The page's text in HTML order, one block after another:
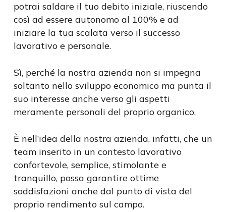
potrai saldare il tuo debito iniziale, riuscendo
così ad essere autonomo al 100% e ad
iniziare la tua scalata verso il successo
lavorativo e personale.
Sì, perché la nostra azienda non si impegna
soltanto nello sviluppo economico ma punta il
suo interesse anche verso gli aspetti
meramente personali del proprio organico.
È nell’idea della nostra azienda, infatti, che un
team inserito in un contesto lavorativo
confortevole, semplice, stimolante e
tranquillo, possa garantire ottime
soddisfazioni anche dal punto di vista del
proprio rendimento sul campo.